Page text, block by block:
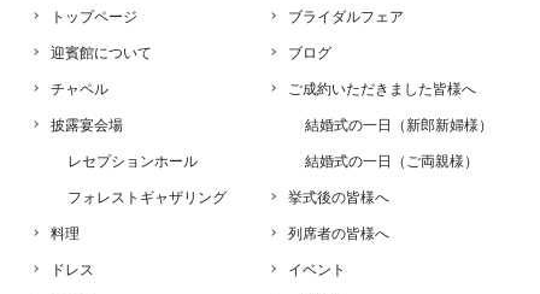
トップページ
迎賓館について
チャペル
披露宴会場
レセプションホール
フォレストギャザリング
料理
ドレス
ブライダルフェア
ブログ
ご成約いただきました皆様へ
結婚式の一日（新郎新婦様）
結婚式の一日（ご両親様）
挙式後の皆様へ
列席者の皆様へ
イベント